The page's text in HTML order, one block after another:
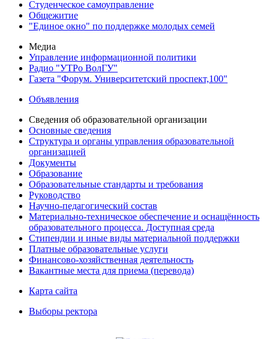
Студенческое самоуправление
Общежитие
"Единое окно" по поддержке молодых семей
Медиа
Управление информационной политики
Радио "УТРо ВолГУ"
Газета "Форум. Университетский проспект,100"
Объявления
Сведения об образовательной организации
Основные сведения
Структура и органы управления образовательной
организацией
Документы
Образование
Образовательные стандарты и требования
Руководство
Научно-педагогический состав
Материально-техническое обеспечение и оснащённость
образовательного процесса. Доступная среда
Стипендии и иные виды материальной поддержки
Платные образовательные услуги
Финансово-хозяйственная деятельность
Вакантные места для приема (перевода)
Карта сайта
Выборы ректора